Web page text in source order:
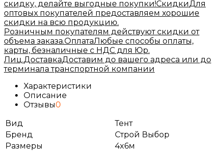
скидку, делайте выгодные покупки!СкидкиДля
оптовых покупателей предоставляем хорошие
скидки на всю продукцию.
Розничным покупателям действуют скидки от
объема заказа.ОплатаЛюбые способы оплаты,
карты, безналичные с НДС для Юр.
Лиц.ДоставкаДоставим до вашего адреса или до
терминала транспортной компании
Характеристики
Описание
Отзывы0
Вид
Тент
Бренд
Строй Выбор
Размеры
4x6м